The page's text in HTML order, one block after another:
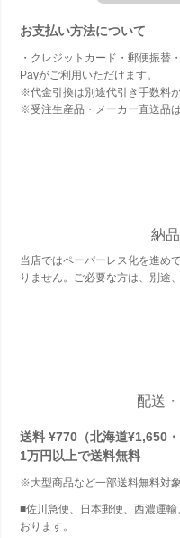
お支払い方法について
・クレジットカード・郵便振替
Payがご利用いただけます。
※代金引換は別途代引き手数料
※受注生産品・メーカー直送品
納
当店ではペーパーレス化を進め
りません。ご必要な方は、別途
配送
送料 ¥770（北海道¥1,650・
1万円以上で送料無料
※大型商品など一部送料無料対
■佐川急便、日本郵便、西濃運
おります。